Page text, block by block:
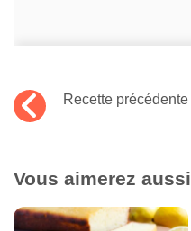
Recette précédente
Vous aimerez aussi